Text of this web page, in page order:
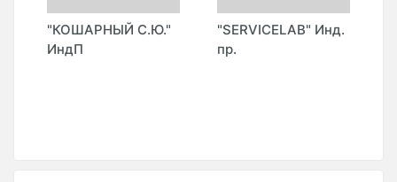
"КОШАРНЫЙ С.Ю."
ИндП
"SERVICELAB" Инд.
пр.